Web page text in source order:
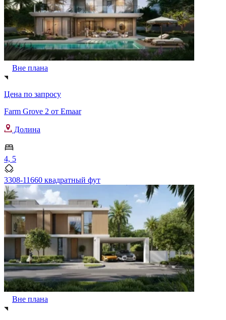
Вне плана
Цена по запросу
Farm Grove 2 от Emaar
Долина
4, 5
3308-11660 квадратный фут
Вне плана